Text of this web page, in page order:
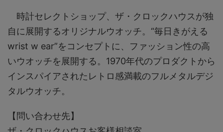
時計セレクトショップ、ザ・クロックハウスが独
自に展開するオリジナルウオッチ。“毎日きがえる
wrist w ear”をコンセプトに、ファッション性の高
いウオッチを展開する。1970年代のプロダクトから
インスパイアされたレトロ感満載のフルメタルデジ
タルウオッチ。
【問い合わせ先】